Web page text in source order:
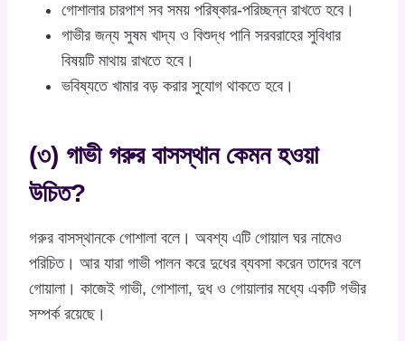
গোশালার চারপাশ সব সময় পরিষ্কার-পরিচ্ছন্ন রাখতে হবে।
গাভীর জন্য সুষম খাদ্য ও বিশুদ্ধ পানি সরবরাহের সুবিধার
বিষয়টি মাথায় রাখতে হবে।
ভবিষ্যতে খামার বড় করার সুযোগ থাকতে হবে।
(৩) গাভী গরুর বাসস্থান কেমন হওয়া
উচিত?
গরুর বাসস্থানকে গোশালা বলে। অবশ্য এটি গোয়াল ঘর নামেও
পরিচিত। আর যারা গাভী পালন করে দুধের ব্যবসা করেন তাদের বলে
গোয়ালা। কাজেই গাভী, গোশালা, দুধ ও গোয়ালার মধ্যে একটি গভীর
সম্পর্ক রয়েছে।